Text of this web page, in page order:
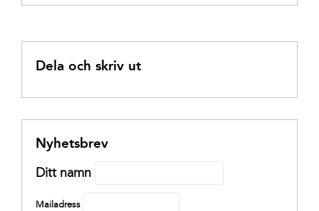
Dela och skriv ut
Nyhetsbrev
Ditt namn
Mailadress